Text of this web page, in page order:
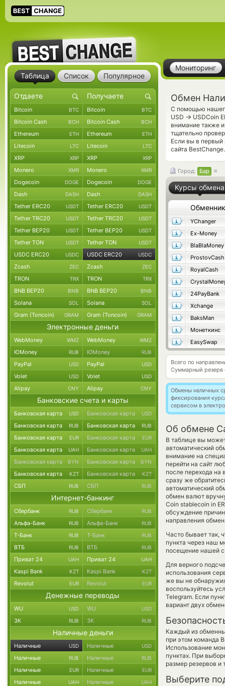
Мониторинг
Обмен
С помощью
USD → USDCoin
внимание также
тщательно
Если вы в первый
сайта
Город: Бар
Курсы обмена
Обменник
YChanger
Ex-Money
BlaBlaMoney
ProstovCash
RoyalCash
24PayBank
Xchange
BaksMan
Монеткинс
EasySwap
Всего по
Суммарный резерв
Обмены наличных
фиксирования
сервисом в
Об обмене
В таблице вы
автоматический
внимание на
перейти на сайт
после перехода на
сразу же
автоматический
обмен валют
Coin stablecoin in
обсуждение
направления
Часто бывает так,
пункта через наш
посещение нашей
Для верного
использования
же вы не
воспользуйтесь
Telegram. Если
вариант двух
Каждый из
при этом команда
Использование
пунктах. При
размер резервов и
Выберите
Таблица Список Популярное
Bitcoin BTC Bitcoin BTC
Bitcoin Cash BCH Bitcoin Cash BCH
Ethereum ETH Ethereum ETH
Litecoin LTC Litecoin LTC
XRP XRP XRP XRP
Monero XMR Monero XMR
Dogecoin DOGE Dogecoin DOGE
Dash DASH Dash DASH
Tether ERC20 USDT Tether ERC20 USDT
Tether TRC20 USDT Tether TRC20 USDT
Tether BEP20 USDT Tether BEP20 USDT
Tether TON USDT Tether TON USDT
USDC ERC20 USDC USDC ERC20 USDC
Zcash ZEC Zcash ZEC
TRON TRX TRON TRX
BNB BEP20 BNB BNB BEP20 BNB
Solana SOL Solana SOL
Gram (Toncoin) GRAM Gram (Toncoin) GRAM
Электронные деньги
WebMoney WMZ WebMoney WMZ
ЮMoney RUB ЮMoney RUB
PayPal USD PayPal USD
Volet USD Volet USD
Alipay CNY Alipay CNY
Банковские счета и карты
Банковская карта USD Банковская карта USD
Банковская карта RUB Банковская карта RUB
Банковская карта EUR Банковская карта EUR
Банковская карта UAH Банковская карта UAH
Банковская карта BYN Банковская карта BYN
Банковская карта KZT Банковская карта KZT
СБП RUB СБП RUB
Интернет-банкинг
Сбербанк RUB Сбербанк RUB
Альфа-Банк RUB Альфа-Банк RUB
Т-Банк RUB Т-Банк RUB
ВТБ RUB ВТБ RUB
Приват 24 UAH Приват 24 UAH
Kaspi Bank KZT Kaspi Bank KZT
Revolut EUR Revolut EUR
Денежные переводы
WU USD WU USD
ЗК RUB ЗК RUB
Наличные деньги
Наличные USD Наличные USD
Наличные RUB Наличные RUB
Наличные EUR Наличные EUR
Наличные UAH Наличные UAH